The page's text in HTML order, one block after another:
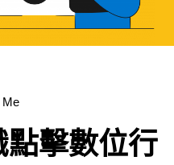
Me
擊數位行